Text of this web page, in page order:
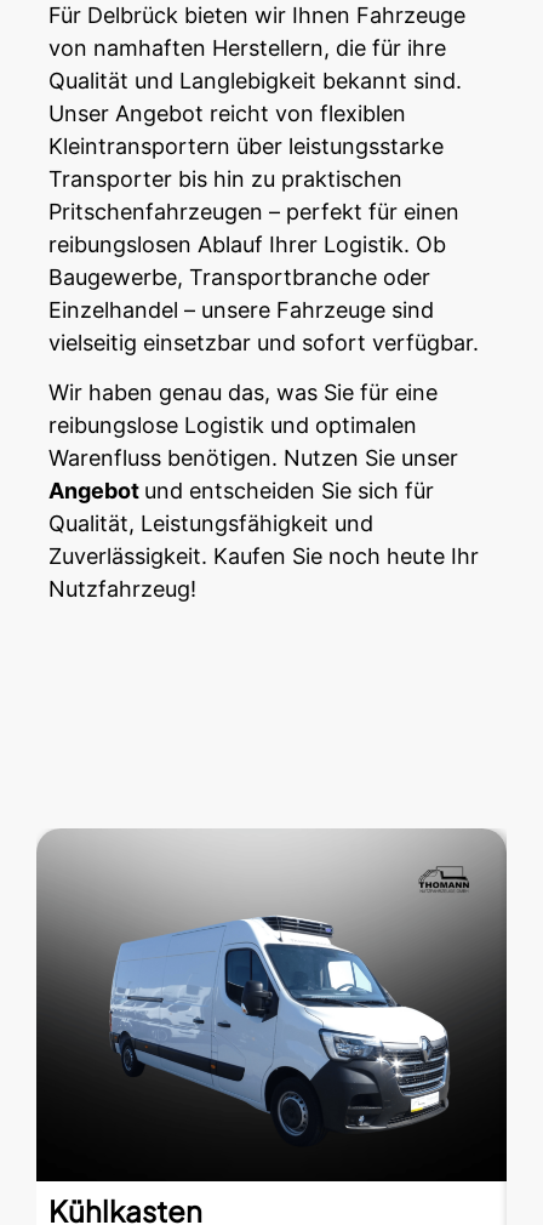
Für Delbrück bieten wir Ihnen Fahrzeuge
von namhaften Herstellern, die für ihre
Qualität und Langlebigkeit bekannt sind.
Unser Angebot reicht von flexiblen
Kleintransportern über leistungsstarke
Transporter bis hin zu praktischen
Pritschenfahrzeugen – perfekt für einen
reibungslosen Ablauf Ihrer Logistik. Ob
Baugewerbe, Transportbranche oder
Einzelhandel – unsere Fahrzeuge sind
vielseitig einsetzbar und sofort verfügbar.
Wir haben genau das, was Sie für eine
reibungslose Logistik und optimalen
Warenfluss benötigen. Nutzen Sie unser
Angebot und entscheiden Sie sich für
Qualität, Leistungsfähigkeit und
Zuverlässigkeit. Kaufen Sie noch heute Ihr
Nutzfahrzeug!
Kühlkasten